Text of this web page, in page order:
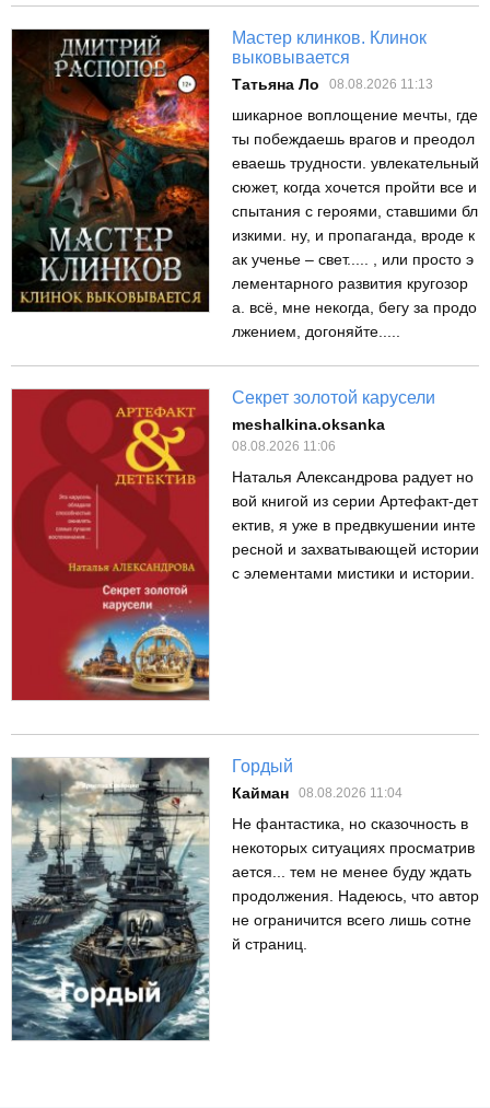
Мастер клинков. Клинок
выковывается
Татьяна Ло 08.08.2026 11:13
шикарное воплощение мечты, где
ты побеждаешь врагов и преодол
еваешь трудности. увлекательный
сюжет, когда хочется пройти все и
спытания с героями, ставшими бл
изкими. ну, и пропаганда, вроде к
ак ученье – свет..... , или просто э
лементарного развития кругозор
а. всё, мне некогда, бегу за продо
лжением, догоняйте.....
Секрет золотой карусели
meshalkina.oksanka
08.08.2026 11:06
Наталья Александрова радует но
вой книгой из серии Артефакт-дет
ектив, я уже в предвкушении инте
ресной и захватывающей истории
с элементами мистики и истории.
Гордый
Кайман 08.08.2026 11:04
Не фантастика, но сказочность в
некоторых ситуациях просматрив
ается... тем не менее буду ждать
продолжения. Надеюсь, что автор
не ограничится всего лишь сотне
й страниц.